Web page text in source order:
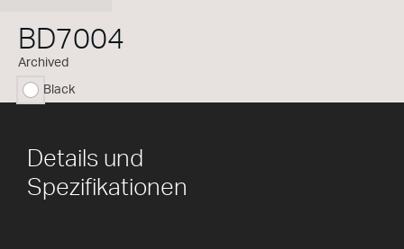
BD7004
Archived
ausgewählt
Black
Details und
Spezifikationen